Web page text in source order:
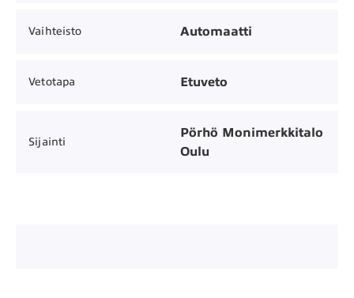
Vaihteisto Automaatti
Vetotapa Etuveto
Sijainti
Pörhö Monimerkkitalo
Oulu